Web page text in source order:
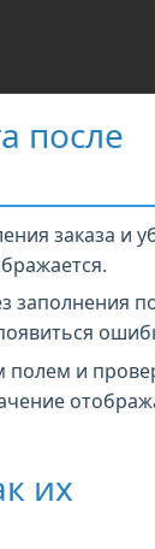
после
заказа и
заполнения
полем и
их